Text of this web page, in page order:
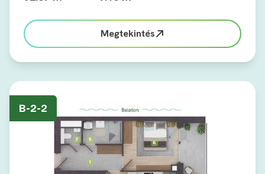
Megtekintés
B-2-2